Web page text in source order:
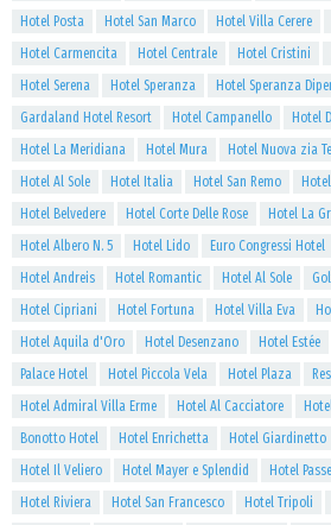
Hotel Posta
Hotel San Marco Hotel Villa Cerere
Hotel Carmencita
Hotel Centrale Hotel Cristini
Hotel Serena
Hotel Speranza
Hotel Speranza
Gardaland Hotel Resort
Hotel Campanello Hotel
Hotel La Meridiana
Hotel Mura Hotel Nuova zia
Hotel Al Sole
Hotel Italia Hotel San Remo
Hotel Belvedere
Hotel Corte Delle Rose Hotel La
Hotel Albero N. 5
Hotel Lido Euro Congressi Hotel
Hotel Andreis
Hotel Romantic Hotel Al Sole
Hotel Cipriani
Hotel Fortuna Hotel Villa Eva
Hotel Aquila d'Oro
Hotel Desenzano Hotel Estée
Palace Hotel
Hotel Piccola Vela Hotel Plaza
Hotel Admiral Villa Erme
Hotel Al Cacciatore
Bonotto Hotel
Hotel Enrichetta Hotel Giardinetto
Hotel Il Veliero
Hotel Mayer e Splendid Hotel
Hotel Riviera
Hotel San Francesco Hotel Tripoli